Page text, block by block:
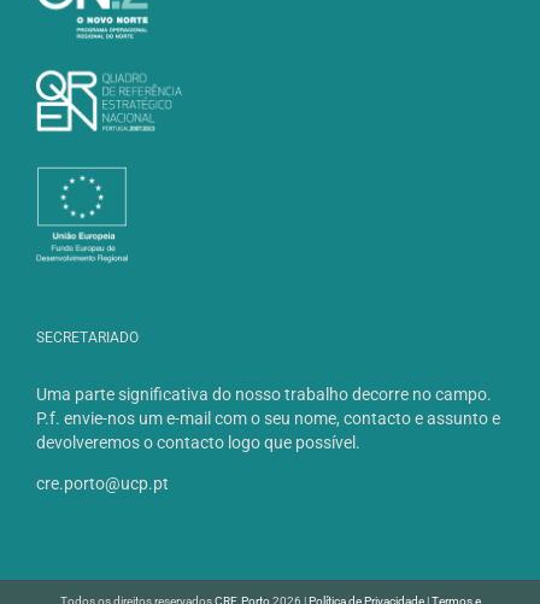
SECRETARIADO
Uma parte significativa do nosso trabalho decorre no campo.
P.f. envie-nos um e-mail com o seu nome, contacto e assunto e
devolveremos o contacto logo que possível.
cre.porto@ucp.pt
Todos os direitos reservadosCRE.Porto2026 |Política de Privacidade|Termos e